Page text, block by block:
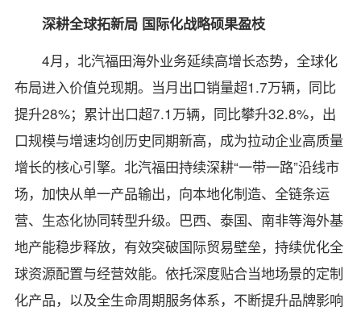
深耕全球拓新局 国际化战略硕果盈枝
4月，北汽福田海外业务延续高增长态势，全球化
布局进入价值兑现期。当月出口销量超1.7万辆，同比
提升28%；累计出口超7.1万辆，同比攀升32.8%，出
口规模与增速均创历史同期新高，成为拉动企业高质量
增长的核心引擎。北汽福田持续深耕“一带一路”沿线市
场，加快从单一产品输出，向本地化制造、全链条运
营、生态化协同转型升级。巴西、泰国、南非等海外基
地产能稳步释放，有效突破国际贸易壁垒，持续优化全
球资源配置与经营效能。依托深度贴合当地场景的定制
化产品，以及全生命周期服务体系，不断提升品牌影响